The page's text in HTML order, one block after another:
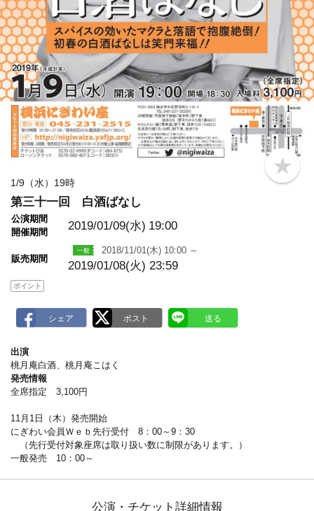
b
o
1/9（水）19時
第三十一回 白酒ばなし
公演期間
開催期間
2019/01/09(水) 19:00
販売期間
2018/11/01(木) 10:00 ～
2019/01/08(火) 23:59
ポイント
出演
桃月庵白酒、桃月庵こはく
発売情報
全席指定 3,100円
11月1日（木）発売開始
にぎわい会員Ｗｅｂ先行受付 8：00～9：30
（先行受付対象座席は取り扱い数に制限があります。）
一般発売 10：00～
公演・チケット詳細情報